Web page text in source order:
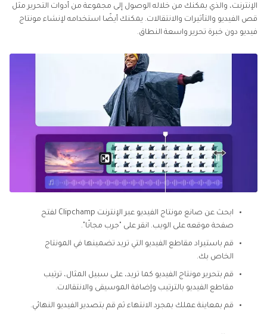
الإنترنت، والذي يمكنك من خلاله الوصول إلى مجموعة من أدوات التحرير مثل
قص الفيديو والتأثيرات والانتقالات. يمكنك أيضًا استخدامه لإنشاء مونتاج
فيديو دون خبرة تحرير واسعة النطاق.
ابحث عن صانع مونتاج الفيديو عبر الإنترنت Clipchamp لفتح
صفحة موقعه على الويب. انقر على "جرب مجانًا".
قم باستيراد مقاطع الفيديو التي تريد تضمينها في المونتاج
الخاص بك.
قم بتحرير مونتاج الفيديو كما تريد، على سبيل المثال، ترتيب
مقاطع الفيديو بالترتيب وإضافة الموسيقى والانتقالات.
قم بمعاينة عملك بمجرد الانتهاء ثم قم بتصدير الفيديو النهائي.